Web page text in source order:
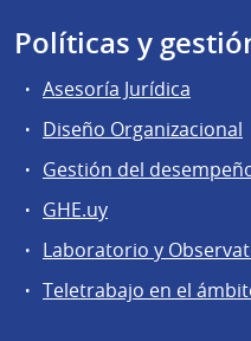
Políticas y
Asesoría Jurídica
Diseño Organizacional
Gestión del
GHE.uy
Laboratorio y
Teletrabajo en el